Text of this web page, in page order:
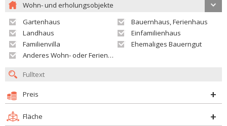
Wohn- und erholungsobjekte
Gartenhaus
Bauernhaus, Ferienhaus
Landhaus
Einfamilienhaus
Familienvilla
Ehemaliges Bauerngut
Anderes Wohn- oder Ferienobjekt
Preis
Fläche